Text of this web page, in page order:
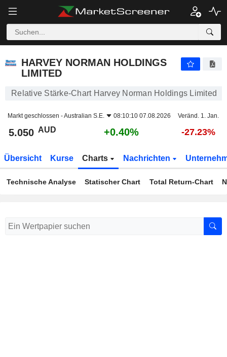
HARVEY NORMAN HOLDINGS
LIMITED
Relative Stärke-Chart Harvey Norman Holdings Limited
Markt geschlossen -Australian S.E. 08:10:10 07.08.2026 Veränd. 1. Jan.
5.050 AUD +0.40% -27.23%
Übersicht Kurse Charts Nachrichten
Technische Analyse Statischer Chart Total Return-Chart